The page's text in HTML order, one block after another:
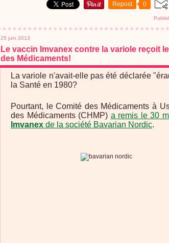
Repost 0
25 juin 2013
Le vaccin Imvanex contre la variole reçoit
des Médicaments!
La variole n'avait-elle pas été déclarée
la Santé en 1980?
Pourtant, le Comité des Médicaments à
des Médicaments (CHMP) a remis le 30
Imvanex de la société Bavarian Nordic.